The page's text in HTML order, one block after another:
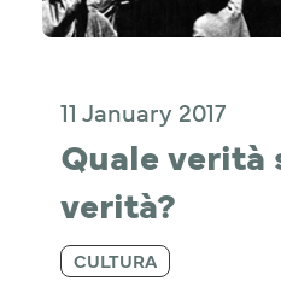
11 January 2017
Quale verità
verità?
CULTURA